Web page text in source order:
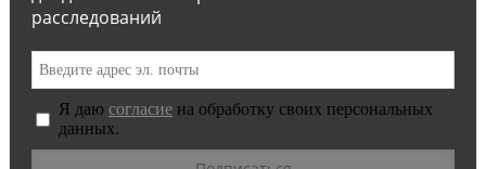
расследований
Я даю согласие на обработку своих персональных
данных.